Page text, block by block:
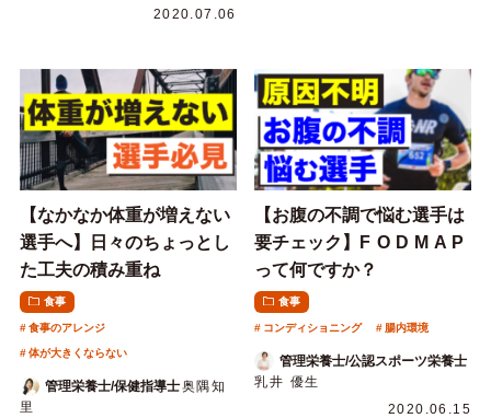
2020.07.06
【なかなか体重が増えない
選手へ】日々のちょっとし
た工夫の積み重ね
食事
食事のアレンジ
体が大きくならない
管理栄養士/保健指導士奥隅知
里
【お腹の不調で悩む選手は
要チェック】F O D M A P
って何ですか？
食事
コンディショニング 腸内環境
管理栄養士/公認スポーツ栄養士
乳井 優生
2020.06.15